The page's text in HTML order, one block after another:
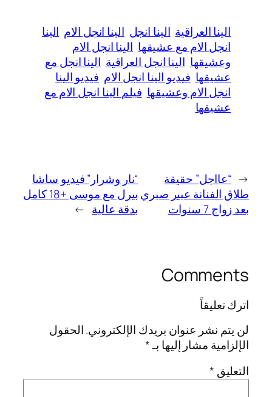
الينا العراقية الينا انجل الينا انجل الام الينا
انجل الام مع عشيقها الينا انجل الام
وعشيقها الينا انجل العراقية الينا انجل مع
عشيقها فيديو الينا انجل الام فيديو الينا
انجل الام وعشيقها فيلم الينا انجل الام مع
عشيقها
← “عااجل” حقيقة
طلاق الفنانة عبير صبري
بعد زواج 7 سنوات
“نار وشرار” فيديو ساشا
بيرل مع موسى +18 كامل
بدقة عالية →
Comments
اترك تعليقاً
لن يتم نشر عنوان بريدك الإلكتروني.الحقول
الإلزامية مشار إليها بـ*
التعليق *